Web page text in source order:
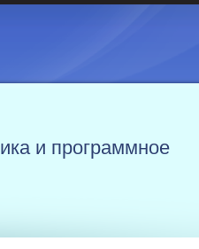
и программное